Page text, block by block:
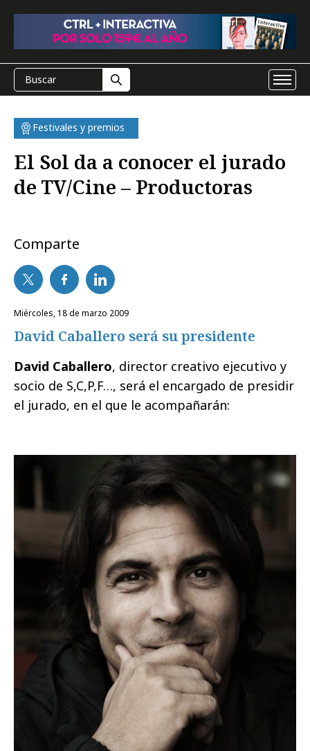
Festivales y premios
El Sol da a conocer el jurado
de TV/Cine – Productoras
Comparte
miércoles, 18 de marzo 2009
David Caballero será su presidente
David Caballero, director creativo ejecutivo y
socio de S,C,P,F…, será el encargado de presidir
el jurado, en el que le acompañarán: